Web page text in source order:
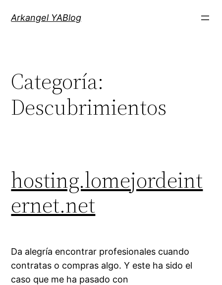
Arkangel YABlog
Categoría:
Descubrimientos
hosting.lomejordeint
ernet.net
Da alegría encontrar profesionales cuando
contratas o compras algo. Y este ha sido el
caso que me ha pasado con